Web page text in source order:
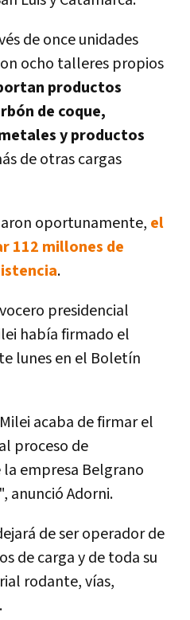
de once unidades
ocho talleres propios
productos
de coque,
y productos
de otras cargas
oportunamente, el
112 millones de
.
presidencial
había firmado el
lunes en el Boletín
acaba de firmar el
proceso de
empresa Belgrano
anunció Adorni.
de ser operador de
de carga y de toda su
rodante, vías,